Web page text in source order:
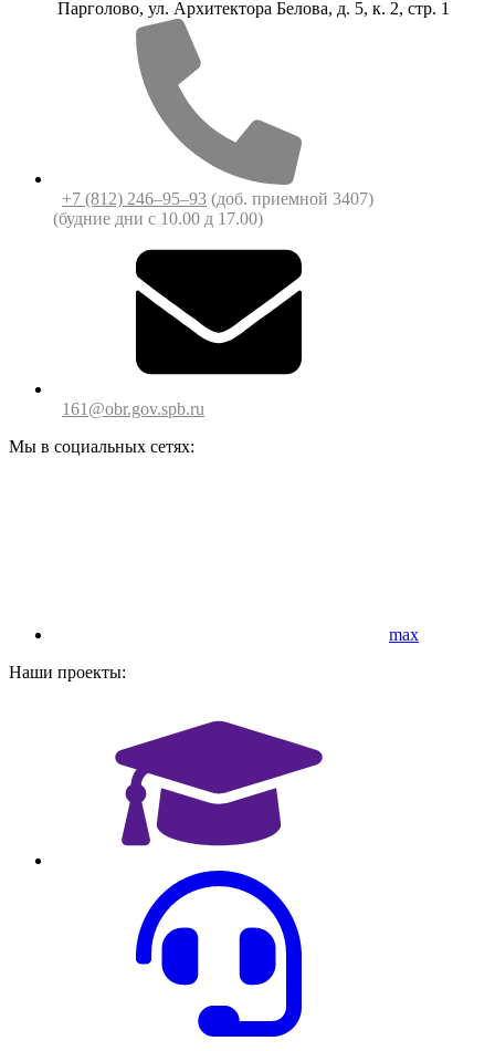
Парголово, ул. Архитектора Белова, д. 5, к. 2, cтр. 1
+7 (812) 246‒95‒93 (доб. приемной 3407)
(будние дни c 10.00 д 17.00)
161@obr.gov.spb.ru
Мы в социальных сетях:
max
Наши проекты: